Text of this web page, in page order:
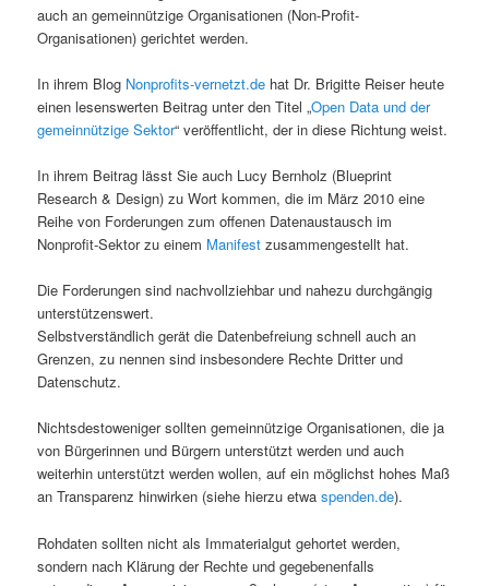
auch an gemeinnützige Organisationen (Non-Profit-
Organisationen) gerichtet werden.
In ihrem Blog Nonprofits-vernetzt.de hat Dr. Brigitte Reiser heute
einen lesenswerten Beitrag unter den Titel „Open Data und der
gemeinnützige Sektor“ veröffentlicht, der in diese Richtung weist.
In ihrem Beitrag lässt Sie auch Lucy Bernholz (Blueprint
Research & Design) zu Wort kommen, die im März 2010 eine
Reihe von Forderungen zum offenen Datenaustausch im
Nonprofit-Sektor zu einem Manifest zusammengestellt hat.
Die Forderungen sind nachvollziehbar und nahezu durchgängig
unterstützenswert.
Selbstverständlich gerät die Datenbefreiung schnell auch an
Grenzen, zu nennen sind insbesondere Rechte Dritter und
Datenschutz.
Nichtsdestoweniger sollten gemeinnützige Organisationen, die ja
von Bürgerinnen und Bürgern unterstützt werden und auch
weiterhin unterstützt werden wollen, auf ein möglichst hohes Maß
an Transparenz hinwirken (siehe hierzu etwaspenden.de).
Rohdaten sollten nicht als Immaterialgut gehortet werden,
sondern nach Klärung der Rechte und gegebenenfalls